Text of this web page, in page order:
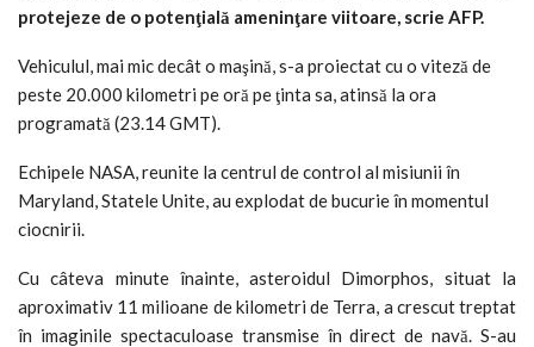
protejeze de o potenţială ameninţare viitoare, scrie AFP.
Vehiculul, mai mic decât o maşină, s-a proiectat cu o viteză de
peste 20.000 kilometri pe oră pe ţinta sa, atinsă la ora
programată (23.14 GMT).
Echipele NASA, reunite la centrul de control al misiunii în
Maryland, Statele Unite, au explodat de bucurie în momentul
ciocnirii.
Cu câteva minute înainte, asteroidul Dimorphos, situat la
aproximativ 11 milioane de kilometri de Terra, a crescut treptat
în imaginile spectaculoase transmise în direct de navă. S-au